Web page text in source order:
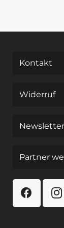
Kon­takt
Wider­ruf
Part­ner